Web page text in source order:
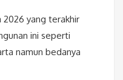
2026 yang terakhir
ini seperti
namun bedanya